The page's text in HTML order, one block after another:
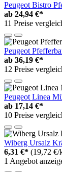
Peugeot Bistro
ab 24,94 €*
11 Preise
Peugeot
ab 36,19 €*
12 Preise
Peugeot Linea
ab 17,14 €*
10 Preise
Wiberg Ursalz
6,31 €* (19,72 €/
1 Angebot